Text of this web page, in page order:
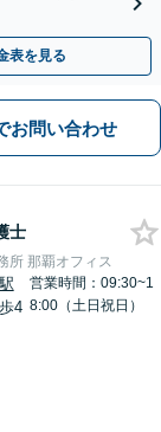
表を見る
お問い合わせ
士
所 那覇オフィス
4
営業時間：09:30~1
8:00（土日祝日）